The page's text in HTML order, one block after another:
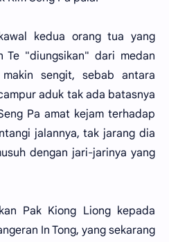
kedua orang tua yang
Te "diungsikan" dari medan
sengit, sebab antara
aduk tak ada batasnya
Pa amat kejam terhadap
jalannya, tak jarang dia
dengan jari-jarinya yang
Pak Kiong Liong kepada
In Tong, yang sekarang